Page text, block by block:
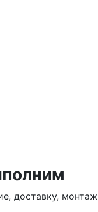
доставку, монтаж